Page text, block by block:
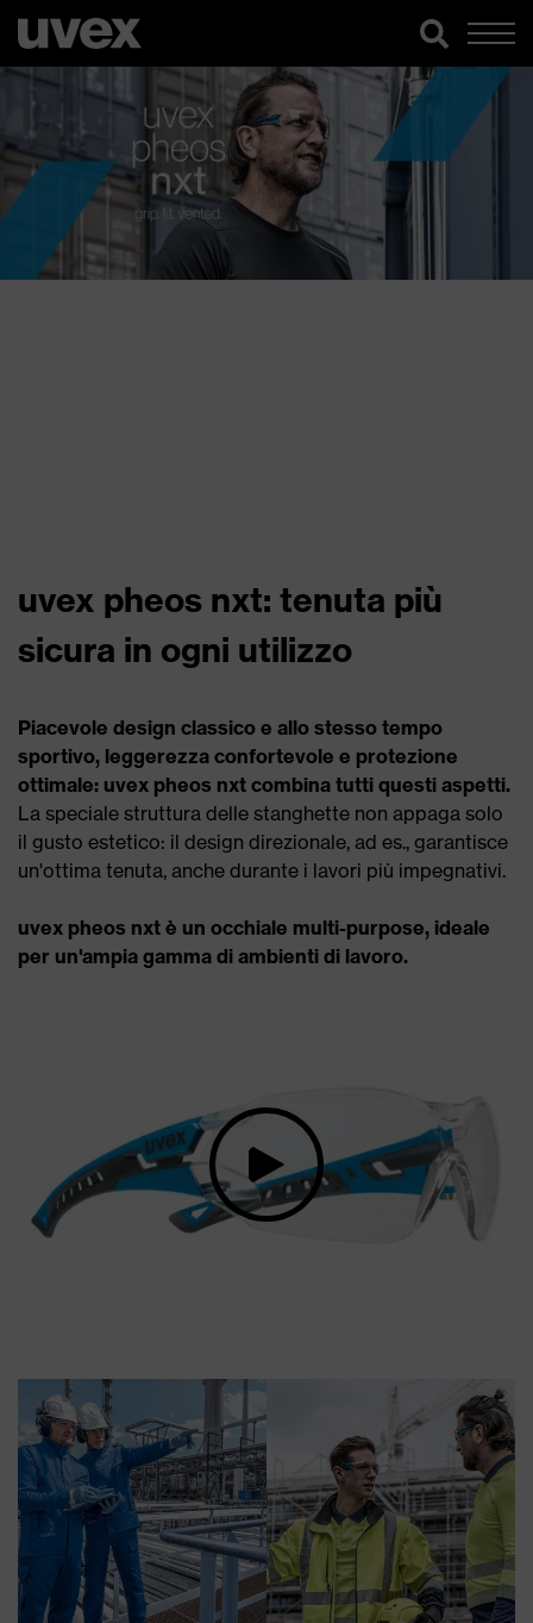
uvex pheos nxt: tenuta più
sicura in ogni utilizzo
Piacevole design classico e allo stesso tempo
sportivo, leggerezza confortevole e protezione
ottimale: uvex pheos nxt combina tutti questi aspetti.
La speciale struttura delle stanghette non appaga solo
il gusto estetico: il design direzionale, ad es., garantisce
un'ottima tenuta, anche durante i lavori più impegnativi.
uvex pheos nxt è un occhiale multi-purpose, ideale
per un'ampia gamma di ambienti di lavoro.